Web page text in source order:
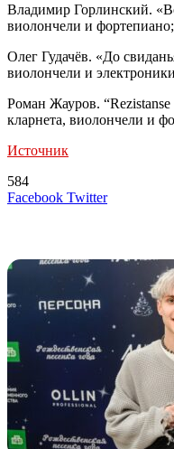
Владимир Горлинский.
виолончели и фортепиано;
Олег Гудачёв. «До
виолончели и
Роман Жауров.
кларнета, виолончели и
Источник
584
Facebook TwitterLinkedIn
Tumblr
Reddit
Вконтакте
Skype
Messenger
Messenger
WhatsApp
Telegram
Viber
Line
Поделиться
Печатать